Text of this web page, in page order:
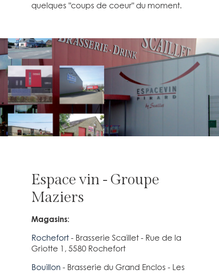
quelques "coups de coeur" du moment.
Espace vin - Groupe
Maziers
Magasins:
Rochefort - Brasserie Scaillet - Rue de la
Griotte 1, 5580 Rochefort
Bouillon - Brasserie du Grand Enclos - Les